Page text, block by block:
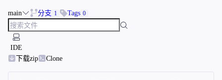
main 分支 1 Tags 0
IDE
下载zip
Clone